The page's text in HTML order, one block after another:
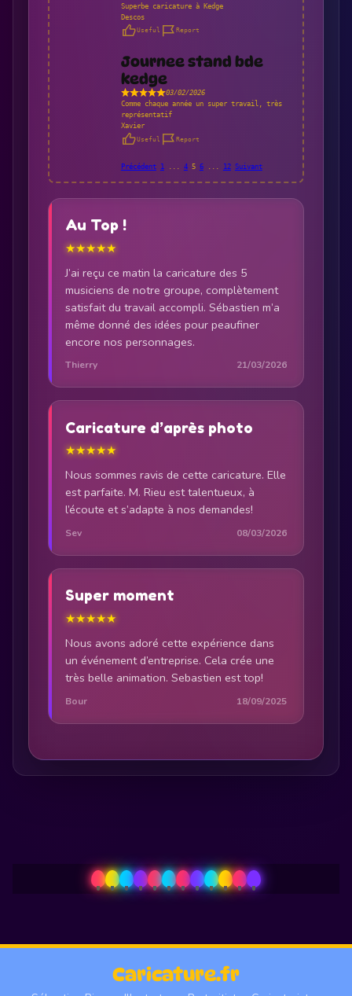
Superbe caricature à Kedge
Descos
Useful Report
Journee stand bde
kedge
03/02/2026
Comme chaque année un super travail, très
représentatif
Xavier
Useful Report
Navigation
Site
Reviews
Précédent Page
1 ... Page
4 Page
5 Page
6 ... Page
12 Suivant
Au Top !
★★★★★
J’ai reçu ce matin la caricature des 5
musiciens de notre groupe, complètement
satisfait du travail accompli. Sébastien m’a
même donné des idées pour peaufiner
encore nos personnages.
Thierry 21/03/2026
Caricature d’après photo
★★★★★
Nous sommes ravis de cette caricature. Elle
est parfaite. M. Rieu est talentueux, à
l’écoute et s’adapte à nos demandes!
Sev 08/03/2026
Super moment
★★★★★
Nous avons adoré cette expérience dans
un événement d’entreprise. Cela crée une
très belle animation. Sebastien est top!
Bour 18/09/2025
Caricature.fr